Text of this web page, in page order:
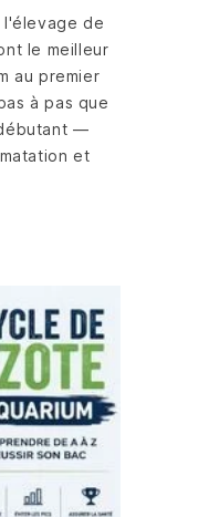
l'élevage de
le meilleur
au premier
à pas que
—
et